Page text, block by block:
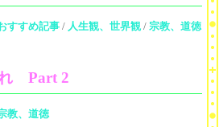
すすめ記事/ 人生観、世界観 / 宗教、道徳
れ Part 2
教、道徳